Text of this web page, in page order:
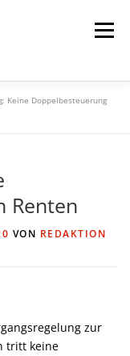
Menü
Keine Doppelbesteuerung
Renten
VON REDAKTION
zur
tritt keine